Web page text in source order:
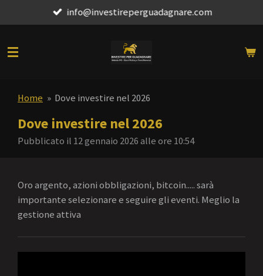
al
principale
info@investireperguadagnare.com
Home » Dove investire nel 2026
Dove investire nel 2026
Pubblicato il 12 gennaio 2026 alle ore 10:54
Oro argento, azioni obbligazioni, bitcoin..... sarà
importante selezionare e seguire gli eventi. Meglio la
gestione attiva